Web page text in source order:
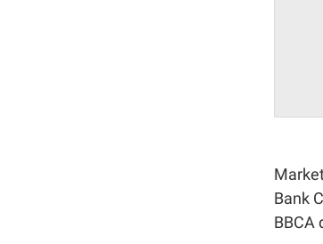
Bank
BBCA